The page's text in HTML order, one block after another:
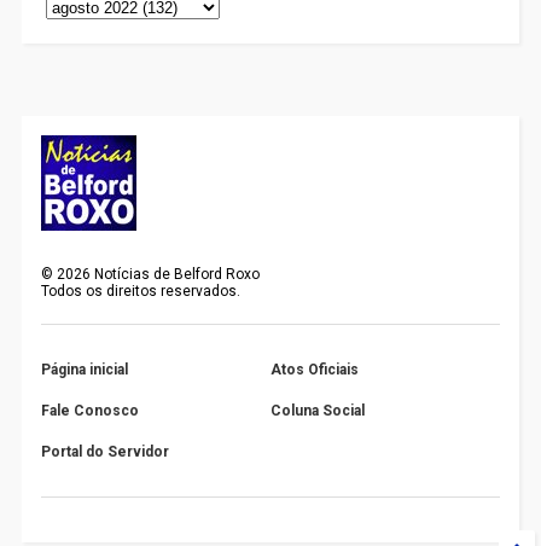
©2026 Notícias de Belford Roxo
Todos os direitos reservados.
Página inicial Atos Oficiais
Fale Conosco Coluna Social
Portal do Servidor